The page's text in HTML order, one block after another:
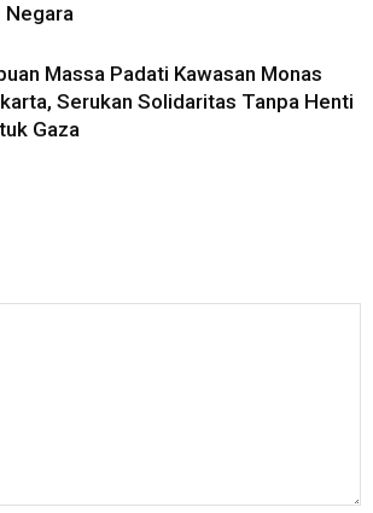
Negara
Massa Padati Kawasan Monas
Serukan Solidaritas Tanpa Henti
Gaza